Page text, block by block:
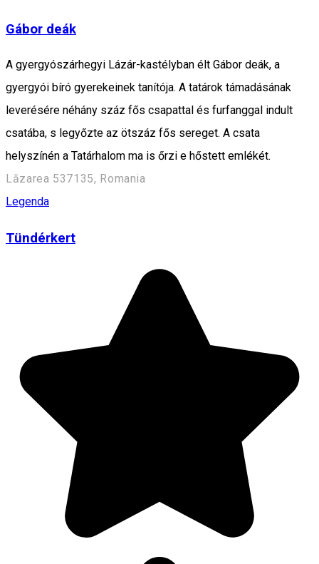
Gábor deák
A gyergyószárhegyi Lázár-kastélyban élt Gábor deák, a
gyergyói bíró gyerekeinek tanítója. A tatárok támadásának
leverésére néhány száz fős csapattal és furfanggal indult
csatába, s legyőzte az ötszáz fős sereget. A csata
helyszínén a Tatárhalom ma is őrzi e hőstett emlékét.
Lăzarea 537135, Romania
Legenda
Tündérkert